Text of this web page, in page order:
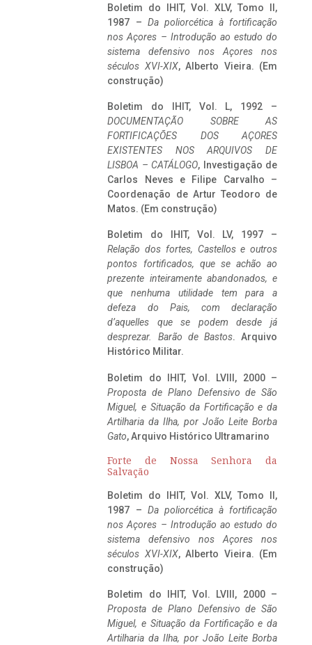
Boletim do IHIT, Vol. XLV, Tomo II,
1987 – Da poliorcética à fortificação
nos Açores – Introdução ao estudo do
sistema defensivo nos Açores nos
séculos XVI-XIX, Alberto Vieira. (Em
construção)
Boletim do IHIT, Vol. L, 1992 –
DOCUMENTAÇÃO SOBRE AS
FORTIFICAÇÕES DOS AÇORES
EXISTENTES NOS ARQUIVOS DE
LISBOA – CATÁLOGO, Investigação de
Carlos Neves e Filipe Carvalho –
Coordenação de Artur Teodoro de
Matos. (Em construção)
Boletim do IHIT, Vol. LV, 1997 –
Relação dos fortes, Castellos e outros
pontos fortificados, que se achão ao
prezente inteiramente abandonados, e
que nenhuma utilidade tem para a
defeza do Pais, com declaração
d’aquelles que se podem desde já
desprezar. Barão de Bastos. Arquivo
Histórico Militar.
Boletim do IHIT, Vol. LVIII, 2000 –
Proposta de Plano Defensivo de São
Miguel, e Situação da Fortificação e da
Artilharia da Ilha, por João Leite Borba
Gato, Arquivo Histórico Ultramarino
Forte de Nossa Senhora da
Salvação
Boletim do IHIT, Vol. XLV, Tomo II,
1987 – Da poliorcética à fortificação
nos Açores – Introdução ao estudo do
sistema defensivo nos Açores nos
séculos XVI-XIX, Alberto Vieira. (Em
construção)
Boletim do IHIT, Vol. LVIII, 2000 –
Proposta de Plano Defensivo de São
Miguel, e Situação da Fortificação e da
Artilharia da Ilha, por João Leite Borba